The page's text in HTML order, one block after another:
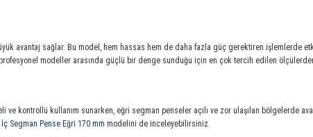
avantaj sağlar. Bu model, hem hassas hem de daha fazla güç gerektiren işlemlerde
modeller arasında güçlü bir denge sunduğu için en çok tercih edilen
kontrollü kullanım sunarken, eğri segman penseler açılı ve zor ulaşılan bölgelerde
İç Segman Pense Eğri 170 mm modelini de inceleyebilirsiniz.